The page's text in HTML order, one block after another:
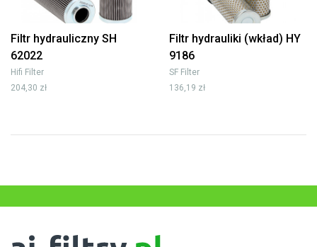
Filtr hydrauliczny SH
62022
Hifi Filter
204,30 zł
Filtr hydrauliki (wkład) HY
9186
SF Filter
136,19 zł